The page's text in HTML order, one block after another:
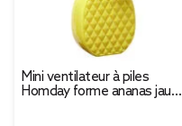
Mini ventilateur à piles
Homday forme ananas jaune